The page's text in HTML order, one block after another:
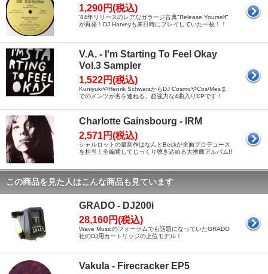
1,290円(税込)
'84年リリースのレアなガラージ古典"Release Yourself"
が再発！DJ Harveyも来日時にプレイしていた一枚！！
V.A. - I'm Starting To Feel Okay
Vol.3 Sampler
1,522円(税込)
KuniyukiやHenrik SchwarzからDJ CosmoやCos/Mesま
でのメンツが名を連ねる、超強力な4曲入りEPです！
Charlotte Gainsbourg - IRM
2,571円(税込)
シャルロットの最新作はなんとBeckが全面プロデュース
を担当！全編通してじっくり聴き込める大推薦アルバム!!
この商品を見た人はこんな商品も見ています
GRADO - DJ200i
28,160円(税込)
Wave Musicのフォーラムでも話題になっていたGRADO
社のDJ用カートリッジの上位モデル！
Vakula - Firecracker EP5